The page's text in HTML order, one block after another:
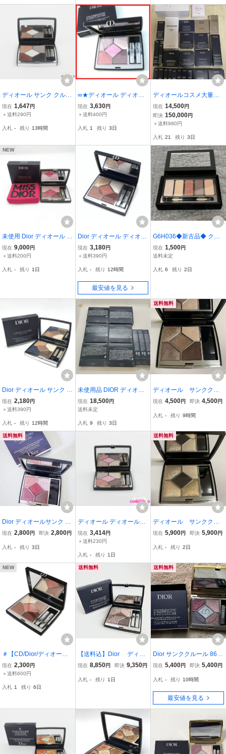
ディオール サンク クルー
ル クチュール #589 ギャ
ラクティック 残量多 C58
現在 1,647円
＋送料290円
入札 - 残り 13時間
∞★ディオール ディオー
ルショウ サンク クルール
123ピンク オーガンザ♪ア
現在 3,630円
＋送料400円
入札 1 残り 3日
ディオールコスメ大量ま
とめ売り Dior コスメ 化
粧品 香水 ファンデ クリ
ーム アイシャドウ
オール 未使用
現在 14,500円
即決 150,000円
＋送料980円
入札 21 残り 3日
NEW
未使用 Dior ディオール シ
ョウ サンククルール アイ
シャドウ 6.5g 862 ショッ
5Z
現在 9,000円
＋送料200円
入札 - 残り 1日
Dior ディオール ディオー
ルショウ サンク クルール
アイシャドウ 843 サトゥ
化粧品 コスメ 管理RY260
03019
現在 3,180円
＋送料390円
入札 - 残り 12時間
最安値を見る
G6H036◆新古品◆ クリ
スチャンディオール Chris
tian Dior エクラン クチュ
2 779 797 579 アイシャ
現在 1,500円
送料未定
入札 6 残り 2日
Dior ディオール サンク ク
ルール クチュール 233 エ
デンロック 化粧品 コスメ
ット 残量約80% 管理YK2
6003756
現在 2,180円
＋送料390円
入札 - 残り 12時間
未使用品 DIOR ディオー
ルショウ アイシャドウ サ
ンク クルール 151 162 67
ュ スティック 024 280 96
現在 18,500円
送料未定
入札 9 残り 3日
送料無料
ディオール サンククル
ールクチュール 669 ア
現在 4,500円 即決 4,500円
入札 - 残り 9時間
送料無料
Dior ディオールサンク ク
ルール クチュール アイシ
7g 色879 コスメ レディー
現在 2,800円 即決 2,800円
入札 - 残り 3日
ディオール ディオールシ
ョウ サンク クルール #12
3 ピンク オーガンザ 残量
現在 3,414円
＋送料230円
入札 - 残り 1日
送料無料
ディオール サンククル
ールクチュール 539 ア
現在 5,900円 即決 5,900円
入札 - 残り 2日
NEW
＃【CD/Dior/ディオー
ル】ディオールショウ サ
ンク クルール 743 ローズ
イク コスメ 化粧品★193
現在 2,300円
＋送料600円
入札 1 残り 6日
送料無料
【送料込】Dior ディオ
ールショウ 限定 サンク
ウ 7g 647 シルクトー
現在 8,850円 即決 9,350円
入札 - 残り 1日
送料無料
Dior サンククルール 863
ソワールドゥバル
現在 5,400円 即決 5,400円
入札 - 残り 10時間
最安値を見る